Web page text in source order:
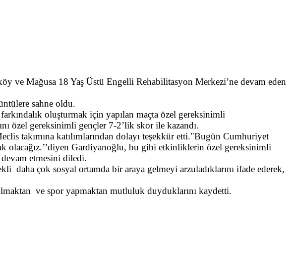
ve Mağusa 18 Yaş Üstü Engelli Rehabilitasyon Merkezi’ne devam eden
sahne oldu.
oluşturmak için yapılan maçta özel gereksinimli
özel gereksinimli gençler 7-2’lik skor ile kazandı.
takımına katılımlarından dolayı teşekkür etti."Bugün Cumhuriyet
olacağız.’’diyen Gardiyanoğlu, bu gibi etkinliklerin özel gereksinimli
etmesini diledi.
çok sosyal ortamda bir araya gelmeyi arzuladıklarını ifade ederek,
ve spor yapmaktan mutluluk duyduklarını kaydetti.